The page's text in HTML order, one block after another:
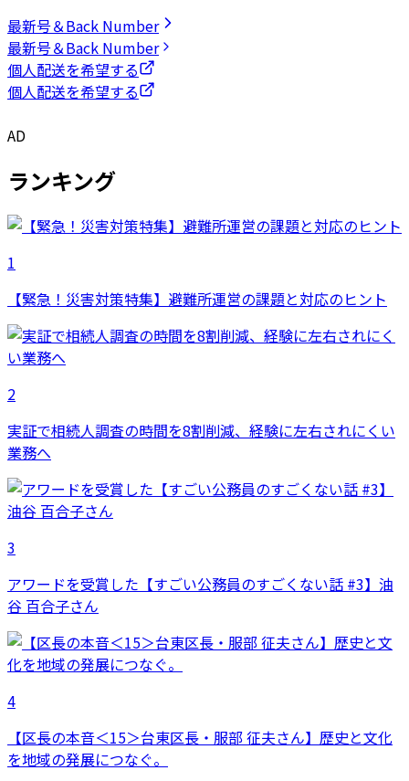
最新号＆Back Number
最新号＆Back Number
個人配送を希望する
個人配送を希望する
AD
ランキング
1
【緊急！災害対策特集】避難所運営の課題と対応のヒント
2
実証で相続人調査の時間を8割削減、経験に左右されにくい
業務へ
3
アワードを受賞した【すごい公務員のすごくない話 #3】油
谷 百合子さん
4
【区長の本音＜15＞台東区長・服部 征夫さん】歴史と文化
を地域の発展につなぐ。